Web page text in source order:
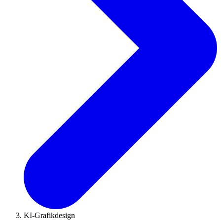
KI-Grafikdesign